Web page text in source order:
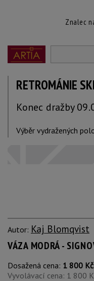
Znalec
RETROMÁNIE
Konec dražby
Výběr vydražených
Autor: Kaj Blomqvist
VÁZA MODRÁ -
Dosažená cena: 1 800 Kč
Vyvolávací cena: 1 800